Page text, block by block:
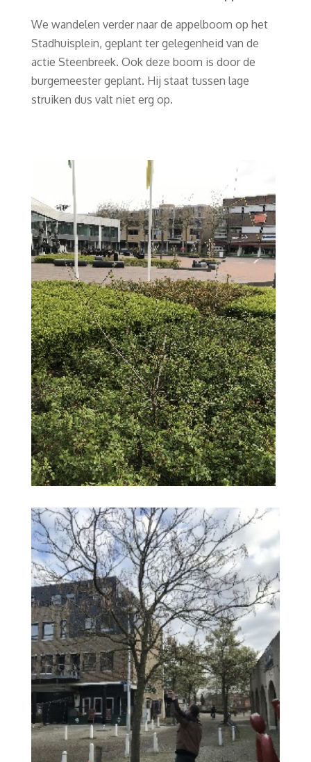
We wandelen verder naar de appelboom op het
Stadhuisplein, geplant ter gelegenheid van de
actie Steenbreek. Ook deze boom is door de
burgemeester geplant. Hij staat tussen lage
struiken dus valt niet erg op.